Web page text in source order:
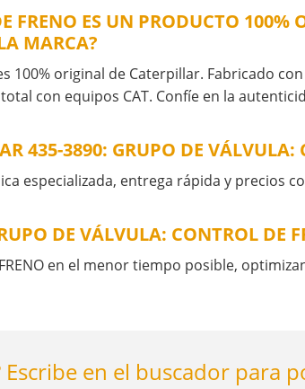
FRENO ES UN PRODUCTO
MARCA?
100% original de Caterpillar. Fabricado
con equipos CAT. Confíe en la
435-3890: GRUPO DE VÁLVULA:
especializada, entrega rápida y precios
DE VÁLVULA: CONTROL DE
FRENO en el menor tiempo posible,
Escribe en el buscador para